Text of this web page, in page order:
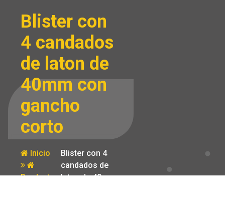
Blister con
4 candados
de laton de
40mm con
gancho
corto
Inicio
Producto
Blister con 4
candados de
laton de 40mm